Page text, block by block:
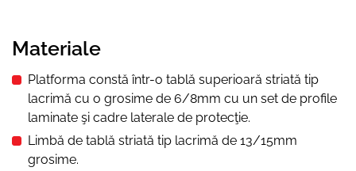
Materiale
Platforma constă într-o tablă superioară striată tip
lacrimă cu o grosime de 6/8mm cu un set de profile
laminate şi cadre laterale de protecţie.
Limbă de tablă striată tip lacrimă de 13/15mm
grosime.